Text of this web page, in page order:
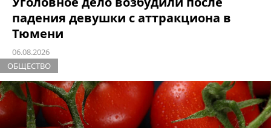
падения девушки с аттракциона в
Тюмени
06.08.2026
ОБЩЕСТВО